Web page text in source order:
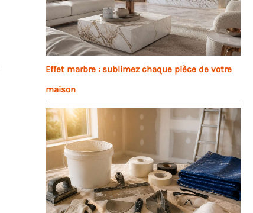
Effet marbre : sublimez chaque pièce de votre
maison